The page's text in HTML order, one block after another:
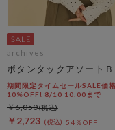
archives
ボタンタックアソートＢ
期間限定タイムセールSALE価
10%OFF! 8/10 10:00まで
￥2,723 54％OFF
￥6,050